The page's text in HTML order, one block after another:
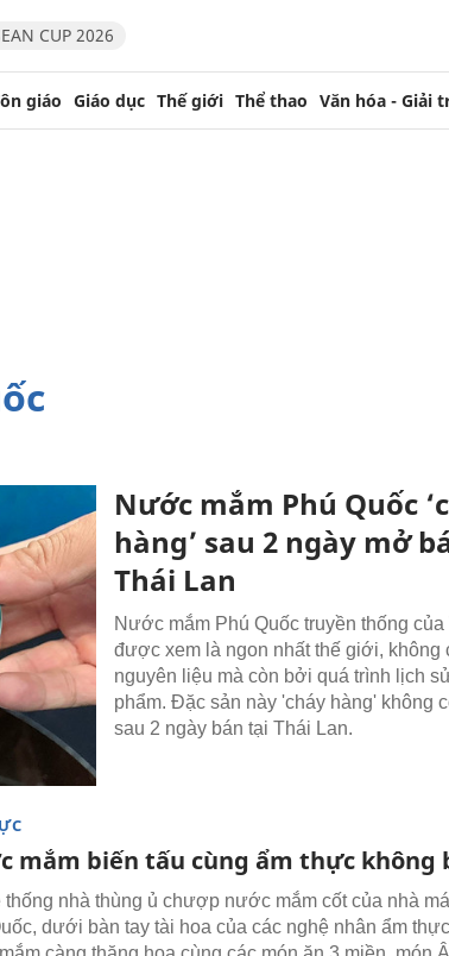
CUP 2026
giáo Giáo dục Thế giới Thể thao Văn hóa - Giải
Nước mắm Phú Quốc
hàng’ sau 2 ngày mở
Thái Lan
Nước mắm Phú Quốc truyền thống
được xem là ngon nhất thế giới, không
nguyên liệu mà còn bởi quá trình lịch
phẩm. Đặc sản này 'cháy hàng' không
sau 2 ngày bán tại Thái Lan.
mắm biến tấu cùng ẩm thực không
thống nhà thùng ủ chượp nước mắm cốt của nhà
dưới bàn tay tài hoa của các nghệ nhân ẩm